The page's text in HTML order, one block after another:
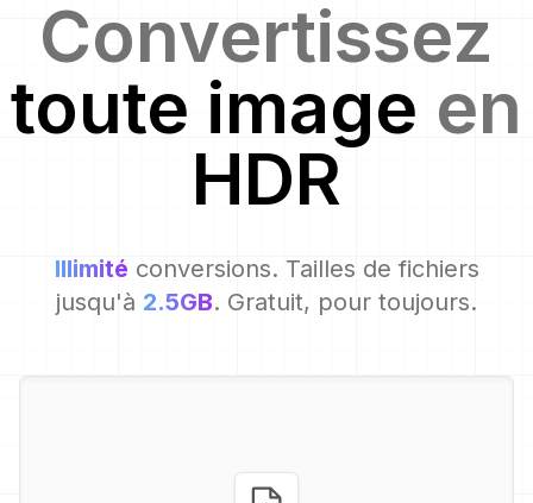
Convertissez
toute image en
HDR
Illimité conversions. Tailles de fichiers
jusqu'à 2.5GB. Gratuit, pour toujours.